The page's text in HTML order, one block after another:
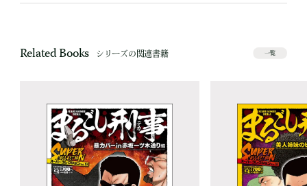
Related Books シリーズの関連書籍 一覧